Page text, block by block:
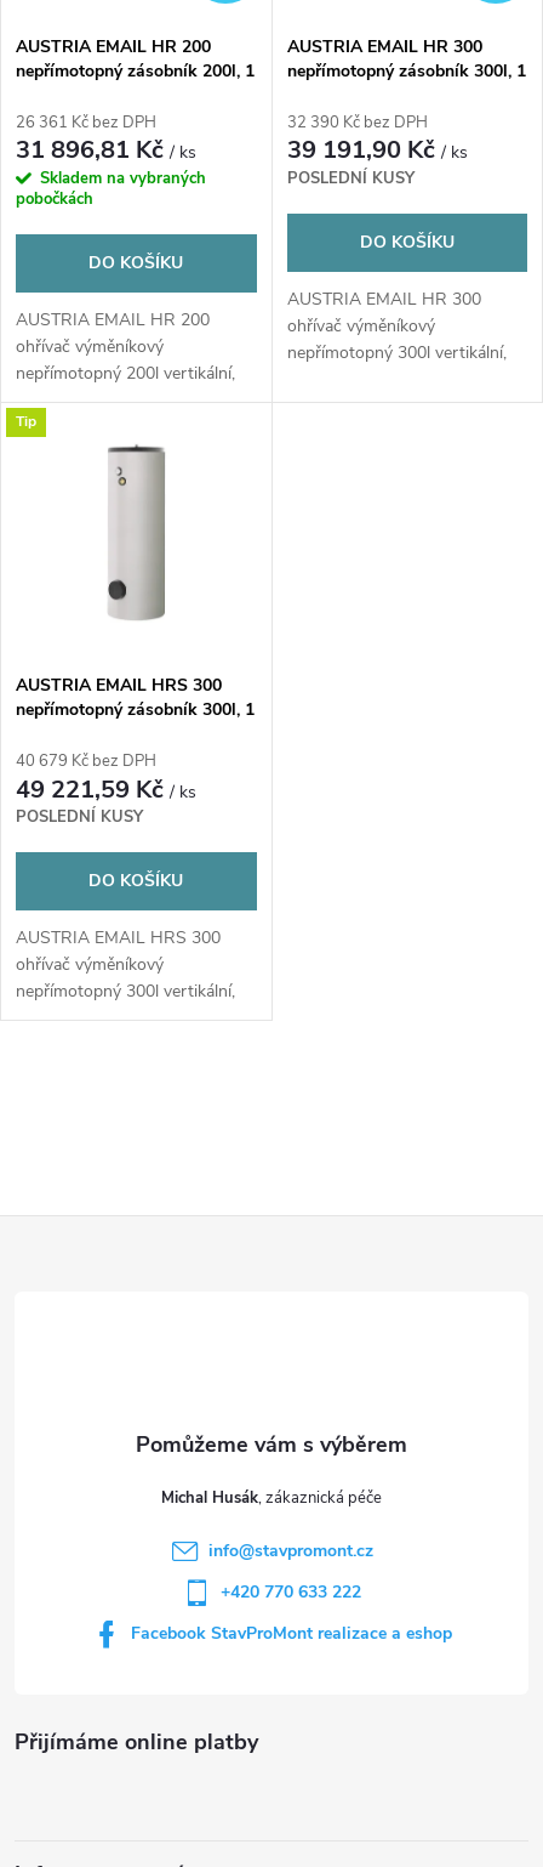
p
r
o
d
u
k
t
s
p
r
o
d
u
k
t
AUSTRIA EMAIL HR 200
nepřímotopný zásobník 200l, 1
26 361 Kč bez DPH
31 896,81 Kč/ ks
Skladem na vybraných
pobočkách
DO KOŠÍKU
AUSTRIA EMAIL HR 200
ohřívač výměníkový
nepřímotopný 200l vertikální,
pro kondenzační kotle
AUSTRIA EMAIL HR 300
nepřímotopný zásobník 300l, 1
32 390 Kč bez DPH
39 191,90 Kč/ ks
POSLEDNÍ KUSY
DO KOŠÍKU
AUSTRIA EMAIL HR 300
ohřívač výměníkový
nepřímotopný 300l vertikální,
Tip
AUSTRIA EMAIL HRS 300
nepřímotopný zásobník 300l, 1
40 679 Kč bez DPH
49 221,59 Kč/ ks
POSLEDNÍ KUSY
DO KOŠÍKU
AUSTRIA EMAIL HRS 300
ohřívač výměníkový
nepřímotopný 300l vertikální,
pro TČ
v
Přijímáme online platby
Michal Husák
info@stavpromont.cz
+420 770 633 222
Facebook StavProMont realizace a eshop